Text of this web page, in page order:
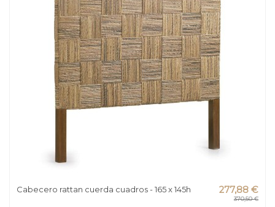
Cabecero rattan cuerda cuadros - 165 x 145h 277,88 €
370,50 €